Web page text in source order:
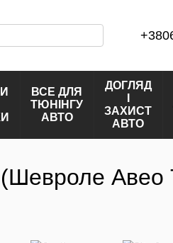
ВСЕ ДЛЯ
ТЮНІНГУ
АВТО
ДОГЛЯД
ЗАХИСТ
АВТО
(Шевроле Авео